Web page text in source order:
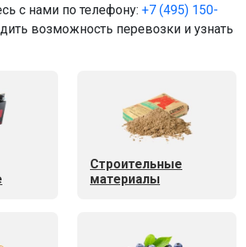
с нами по телефону: +7 (495) 150-
возможность перевозки и узнать
Строительные
материалы